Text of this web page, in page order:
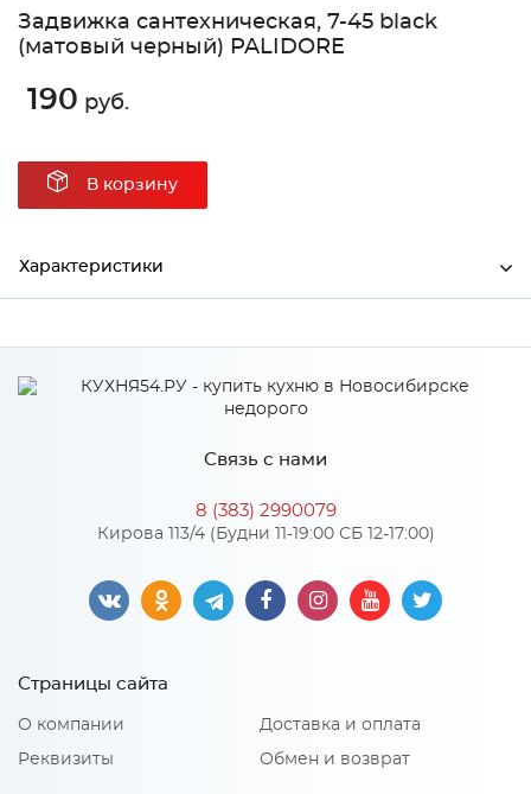
Задвижка сантехническая, 7-45 black
(матовый черный) PALIDORE
190 руб.
В корзину
Характеристики
Связь с нами
8 (383) 2990079
Кирова 113/4 (Будни 11-19:00 СБ 12-17:00)
Страницы сайта
О компании
Реквизиты
Доставка и оплата
Обмен и возврат